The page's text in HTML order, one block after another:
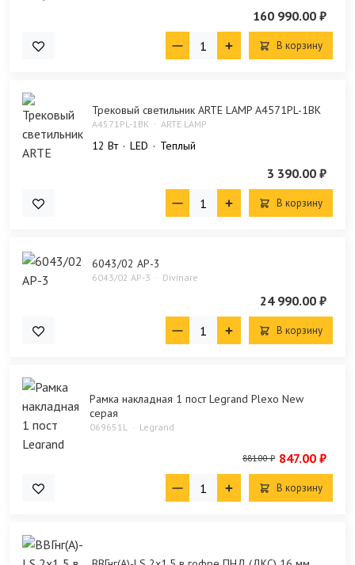
160 990.00 ₽
В корзину
Трековый светильник ARTE LAMP A4571PL-1BK
A4571PL-1BK ARTE LAMP
12 Bт LED Теплый
3 390.00 ₽
В корзину
6043/02 AP-3
6043/02 AP-3 Divinare
24 990.00 ₽
В корзину
Рамка накладная 1 пост Legrand Plexo New
серая
069651L Legrand
881.00 ₽ 847.00 ₽
В корзину